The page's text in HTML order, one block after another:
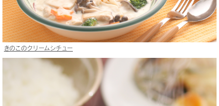
きのこのクリームシチュー